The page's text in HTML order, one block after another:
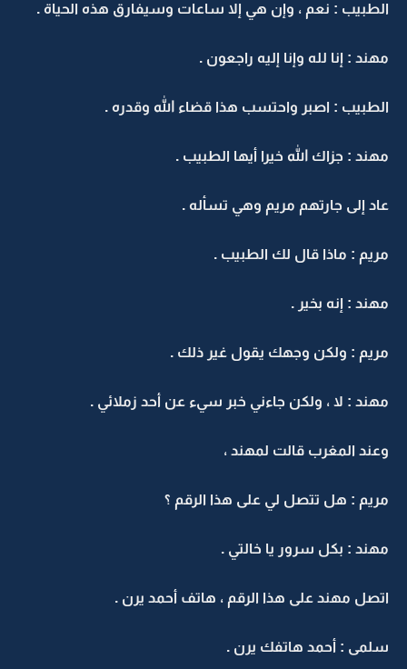
الطبيب : نعم ، وإن هي إلا ساعات وسيفارق هذه الحياة .
مهند : إنا لله وإنا إليه راجعون .
الطبيب : اصبر واحتسب هذا قضاء الله وقدره .
مهند : جزاك الله خيرا أيها الطبيب .
عاد إلى جارتهم مريم وهي تسأله .
مريم : ماذا قال لك الطبيب .
مهند : إنه بخير .
مريم : ولكن وجهك يقول غير ذلك .
مهند : لا ، ولكن جاءني خبر سيء عن أحد زملائي .
وعند المغرب قالت لمهند ،
مريم : هل تتصل لي على هذا الرقم ؟
مهند : بكل سرور يا خالتي .
اتصل مهند على هذا الرقم ، هاتف أحمد يرن .
سلمى : أحمد هاتفك يرن .